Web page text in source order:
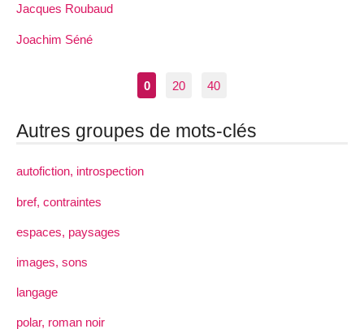
Jacques Roubaud
Joachim Séné
0 20 40
Autres groupes de mots-clés
autofiction, introspection
bref, contraintes
espaces, paysages
images, sons
langage
polar, roman noir